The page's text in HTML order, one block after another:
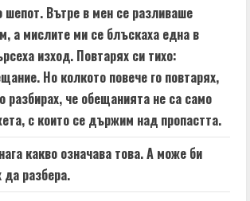
шепот. Вътре в мен се разливаше
а мислите ми се блъскаха една в
изход. Повтарях си тихо:
Но колкото повече го повтарях,
разбирах, че обещанията не са само
с които се държим над пропастта.
какво означава това. А може би
да разбера.